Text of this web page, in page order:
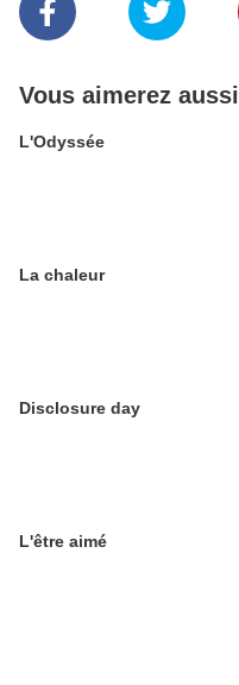
Vous aimerez aussi
L'Odyssée
La chaleur
Disclosure day
L'être aimé